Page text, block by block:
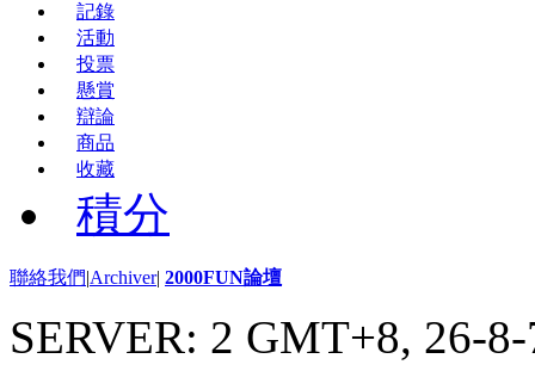
記錄
活動
投票
懸賞
辯論
商品
收藏
積分
聯絡我們|Archiver| 2000FUN論壇
SERVER: 2 GMT+8, 26-